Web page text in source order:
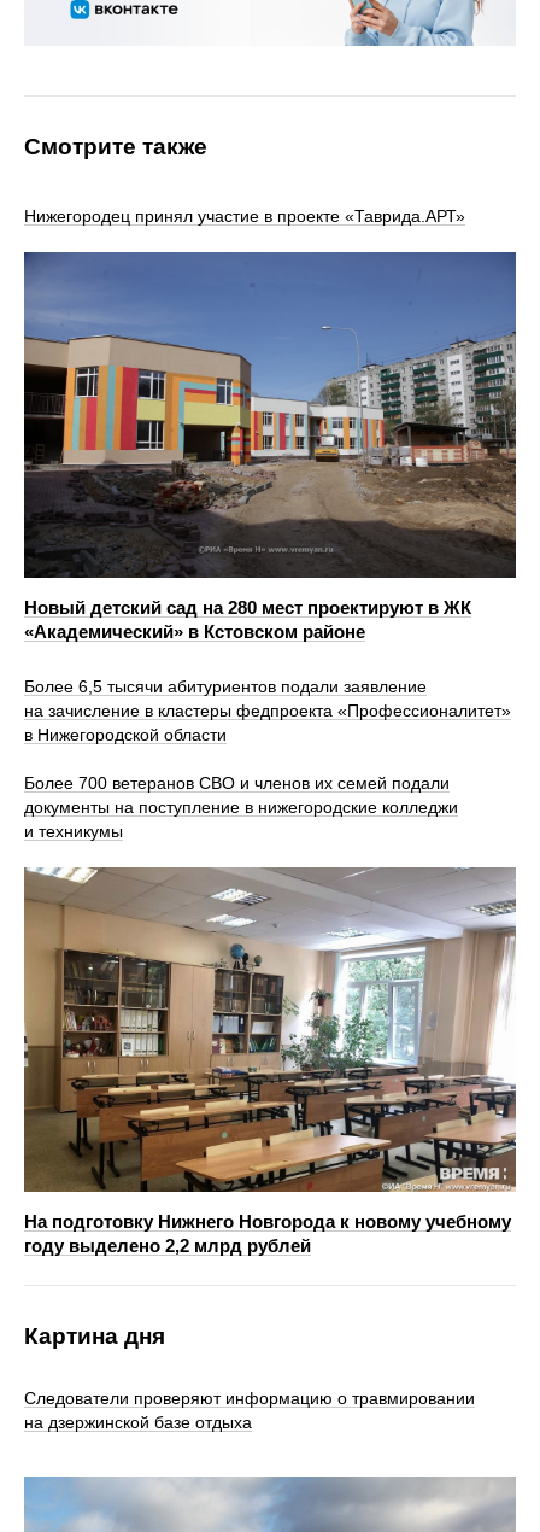
Смотрите также
Нижегородец принял участие в проекте «Таврида.АРТ»
Новый детский сад на 280 мест проектируют в ЖК
«Академический» в Кстовском районе
Более 6,5 тысячи абитуриентов подали заявление
на зачисление в кластеры федпроекта «Профессионалитет»
в Нижегородской области
Более 700 ветеранов СВО и членов их семей подали
документы на поступление в нижегородские колледжи
и техникумы
На подготовку Нижнего Новгорода к новому учебному
году выделено 2,2 млрд рублей
Картина дня
Следователи проверяют информацию о травмировании
на дзержинской базе отдыха